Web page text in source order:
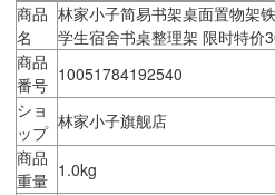
商品
名
林家小子简易书架桌面置物架
学生宿舍书桌整理架 限时特价
商品
番号 10051784192540
ショ
ップ
林家小子旗舰店
商品
重量 1.0kg